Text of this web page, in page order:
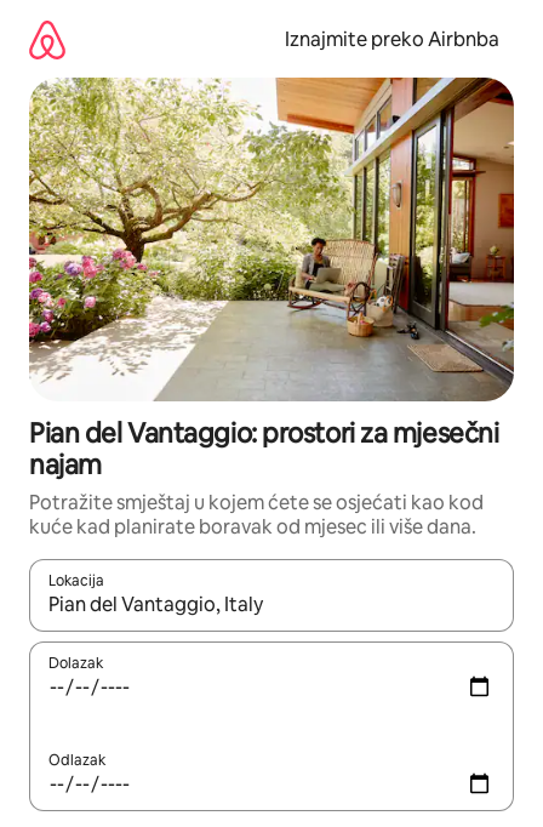
sadržaj
Iznajmite preko Airbnba
Pian del Vantaggio: prostori za mjesečni
najam
Potražite smještaj u kojem ćete se osjećati kao kod
kuće kad planirate boravak od mjesec ili više dana.
Lokacija
Kada budu dostupni rezultati, moći ćete ih pregledati
Dolazak
Odlazak